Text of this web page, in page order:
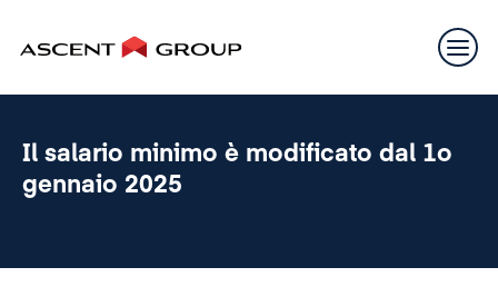
Il salario minimo è modificato dal 1o
gennaio 2025